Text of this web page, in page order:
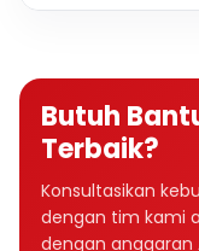
Butuh
Terbaik?
Konsultasikan
dengan tim kami
dengan anggaran